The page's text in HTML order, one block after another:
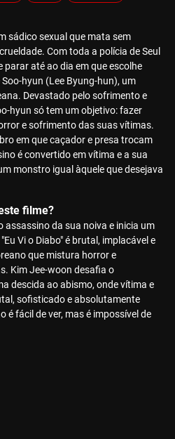
sádico sexual que mata sem
Com toda a polícia de Seul
parar até ao dia em que escolhe
hyun (Lee Byung-hun), um
Devastado pelo sofrimento e
hyun só tem um objetivo: fazer
e sofrimento das suas vítimas.
em que caçador e presa trocam
é convertido em vítima e a sua
monstro igual àquele que desejava
filme?
assassino da sua noiva e inicia um
Vi o Diabo" é brutal, implacável e
que mistura horror e
Kim Jee-woon desafia o
descida ao abismo, onde vítima e
sofisticado e absolutamente
é fácil de ver, mas é impossível de